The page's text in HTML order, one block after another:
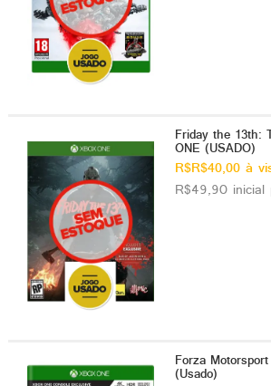
Friday the 13th:
ONE (USADO)
R$R$40,00 à
R$49,90 inicial
Forza
(Usado)